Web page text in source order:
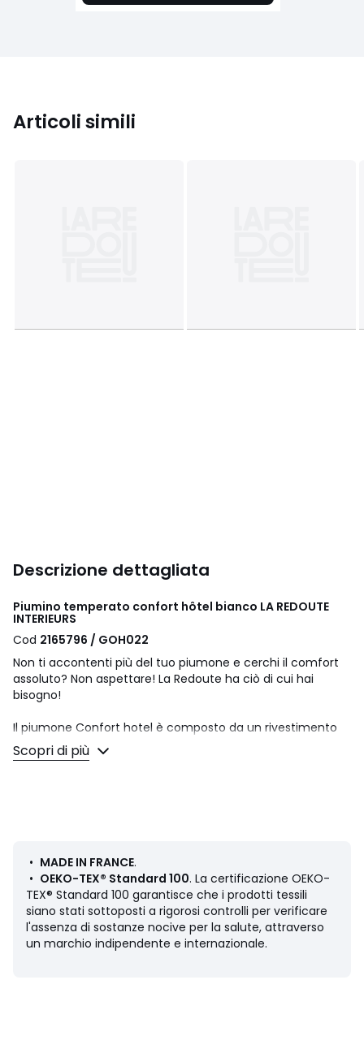
Articoli simili
Descrizione dettagliata
Piumino temperato confort hôtel bianco LA REDOUTE
INTERIEURS
Cod 2165796 / GOH022
Non ti accontenti più del tuo piumone e cerchi il comfort
assoluto? Non aspettare! La Redoute ha ciò di cui hai
bisogno!
Il piumone Confort hotel è composto da un rivestimento
con un tessuto in microfibra, con finitura profilata. La sua
imbottitura promette un incredibile livello di volume. Un
riscaldate da circa 15 a 20°
Scegliere il piumone giusto? Consulta la nostra guida in
fondo a questa scheda prodotto
Descrizione
•Imbottitura: 100% Poliestere. Fibra Suprelle Rebond®
• Rivestimento: Microfibra
Scopri di più
• MADE IN FRANCE.
• OEKO-TEX® Standard 100. La certificazione OEKO-
TEX® Standard 100 garantisce che i prodotti tessili
siano stati sottoposti a rigorosi controlli per verificare
l'assenza di sostanze nocive per la salute, attraverso
un marchio indipendente e internazionale.